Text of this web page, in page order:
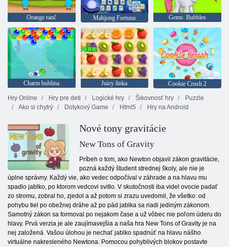
Orange ranč Mahjong Fortuna Gems: Bubbles
Charm bublina Juicy linka
Cookie Crush 2
Hry Online
Hry pre deti Logické hry Šikovnosť hry
Puzzle
Ako si chytrý
Dotykový Game Html5 Hry na Android
Nové tony gravitácie
New Tons of Gravity
Príbeh o tom, ako Newton objavil zákon gravitácie,
pozná každý študent strednej školy, ale nie je
úplne správny. Každý vie, ako vedec odpočíval v záhrade a na hlavu mu
spadlo jablko, po ktorom vedcovi svitlo. V skutočnosti iba videl ovocie padať
zo stromu, zobral ho, zjedol a až potom si zrazu uvedomil, že všetko: od
pohybu tiel po obežnej dráhe až po pád jablka sa riadi jediným zákonom.
Samotný zákon sa formoval po nejakom čase a už vôbec nie poľom úderu do
hlavy. Prvá verzia je ale zaujímavejšia a naša hra New Tons of Gravity je na
nej založená. Vašou úlohou je nechať jablko spadnúť na hlavu nášho
virtuálne nakresleného Newtona. Pomocou pohyblivých blokov postavte